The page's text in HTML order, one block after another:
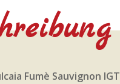
Fumè Sauvignon